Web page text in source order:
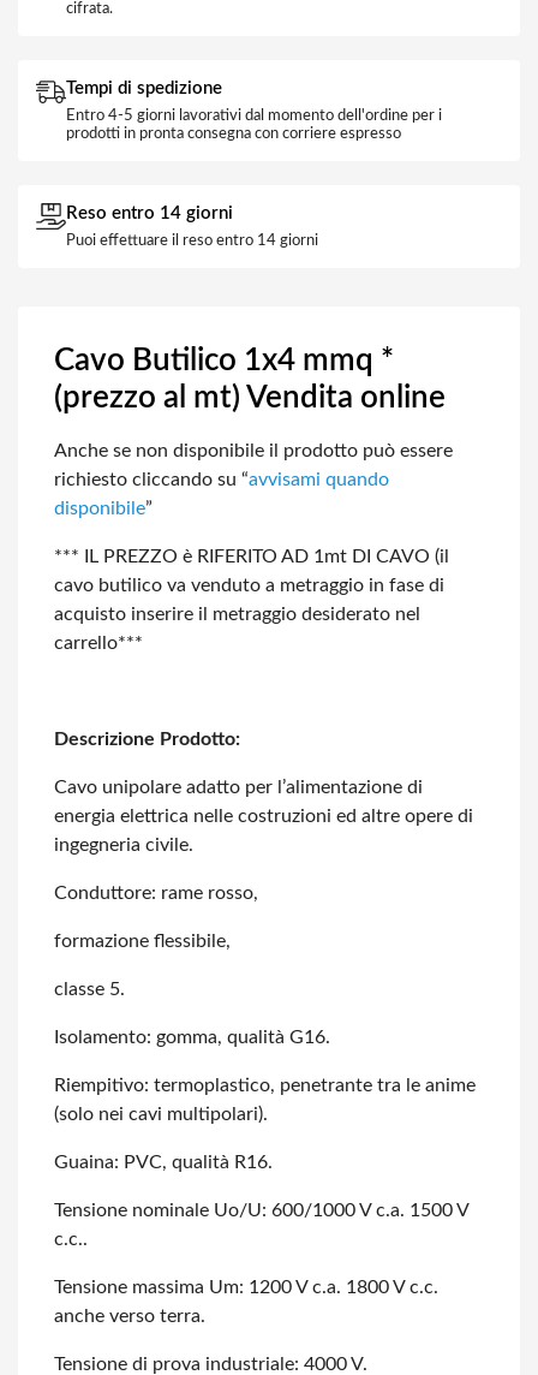
cifrata.
Tempi di spedizione
Entro 4-5 giorni lavorativi dal momento dell'ordine per i
prodotti in pronta consegna con corriere espresso
Reso entro 14 giorni
Puoi effettuare il reso entro 14 giorni
Cavo Butilico 1x4 mmq *
(prezzo al mt) Vendita online
Anche se non disponibile il prodotto può essere
richiesto cliccando su “avvisami quando
disponibile”
*** IL PREZZO è RIFERITO AD 1mt DI CAVO (il
cavo butilico va venduto a metraggio in fase di
acquisto inserire il metraggio desiderato nel
carrello***
Descrizione Prodotto:
Cavo unipolare adatto per l’alimentazione di
energia elettrica nelle costruzioni ed altre opere di
ingegneria civile.
Conduttore: rame rosso,
formazione flessibile,
classe 5.
Isolamento: gomma, qualità G16.
Riempitivo: termoplastico, penetrante tra le anime
(solo nei cavi multipolari).
Guaina: PVC, qualità R16.
Tensione nominale Uo/U: 600/1000 V c.a. 1500 V
c.c..
Tensione massima Um: 1200 V c.a. 1800 V c.c.
anche verso terra.
Tensione di prova industriale: 4000 V.